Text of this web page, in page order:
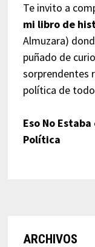
Te invito a
mi libro de
Almuzara)
puñado de
sorprendentes
política de
Eso No
Política
ARCHIVOS